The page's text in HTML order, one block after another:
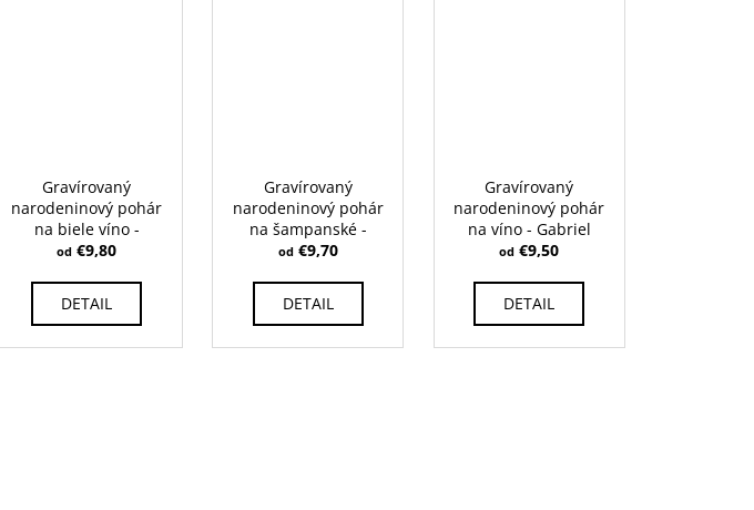
Gravírovaný
narodeninový pohár
na biele víno -
Charisma 350 ml
od €9,80
DETAIL
Gravírovaný
narodeninový pohár
na šampanské -
Charisma 190 ml
od€9,70
DETAIL
Gravírovaný
narodeninový pohár
na víno - Gabriel
510 ml
od €9,50
DETAIL